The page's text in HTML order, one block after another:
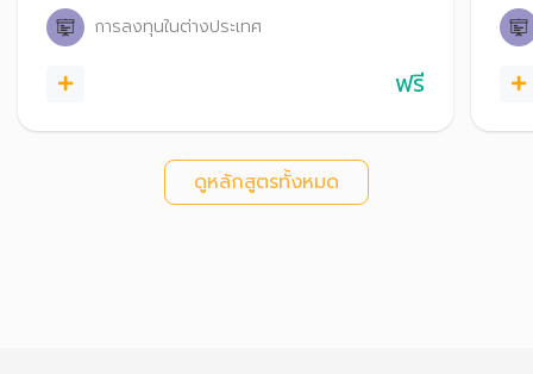
การลงทุนในต่างประเทศ
ฟรี
ดูหลักสูตรทั้งหมด